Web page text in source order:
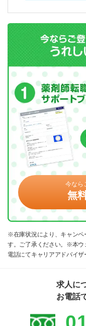
今なら
無
※在庫状況により、キャンペ
す。ご了承ください。※本ウ
電話にてキャリアアドバイザ
求人に
お電話